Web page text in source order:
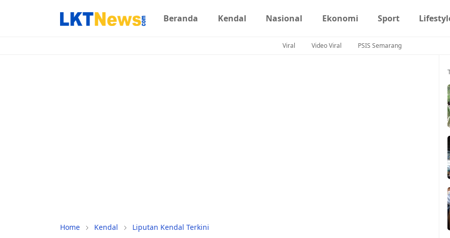
Beranda Kendal Nasional Ekonomi Sport
Viral Video Viral PSIS Semarang
Home Kendal Liputan Kendal Terkini